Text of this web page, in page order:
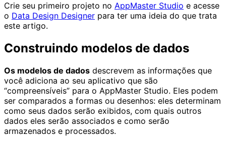
Crie seu primeiro projeto no AppMaster Studio e acesse
o Data Design Designer para ter uma ideia do que trata
este artigo.
Construindo modelos de dados
Os modelos de dados descrevem as informações que
você adiciona ao seu aplicativo que são
“compreensíveis” para o AppMaster Studio. Eles podem
ser comparados a formas ou desenhos: eles determinam
como seus dados serão exibidos, com quais outros
dados eles serão associados e como serão
armazenados e processados.